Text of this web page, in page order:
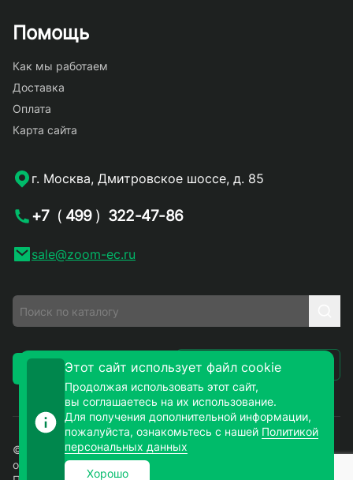
Помощь
Как мы работаем
Доставка
Оплата
Карта сайта
г. Москва, Дмитровское шоссе, д. 85
+7 ( 499 ) 322-47-86
sale@zoom-ec.ru
Заказать звонок Написать письмо
© 2026. ЗУМ-СМД – продажа электронных компонентов
оптом и в розницу. Все права защищены.
Этот сайт использует файл cookie
Продолжая использовать этот сайт,
вы соглашаетесь на их использование.
Для получения дополнительной информации,
пожалуйста, ознакомьтесь с нашей Политикой
персональных данных
Хорошо